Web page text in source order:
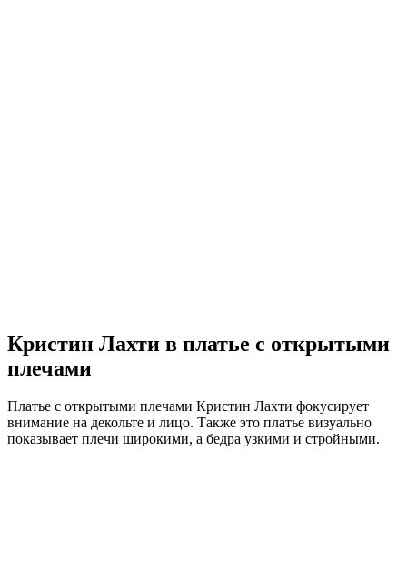
Кристин Лахти в платье с открытыми
плечами
Платье с открытыми плечами Кристин Лахти фокусирует
внимание на декольте и лицо. Также это платье визуально
показывает плечи широкими, а бедра узкими и стройными.